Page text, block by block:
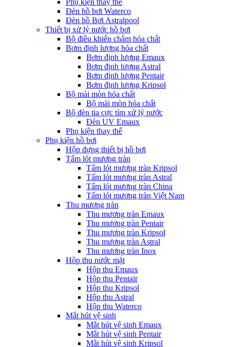
Phụ kiện thay thế
Đèn hồ bơi Waterco
Đèn hồ Bơi Astralpool
Thiết bị xử lý nước hồ bơi
Bộ điều khiển châm hóa chất
Bơm định lượng hóa chất
Bơm định lượng Emaux
Bơm định lượng Astral
Bơm định lượng Pentair
Bơm định lượng Kripsol
Bộ mài mòn hóa chất
Bộ mài mòn hóa chất
Bộ đèn tia cực tím xử lý nước
Đèn UV Emaux
Phụ kiện thay thế
Phụ kiện hồ bơi
Hộp đựng thiết bị hồ bơi
Tấm lót mương tràn
Tấm lót mương tràn Kripsol
Tấm lót mương tràn Astral
Tấm lót mương tràn China
Tấm lót mương tràn Việt Nam
Thu mương tràn
Thu mương tràn Emaux
Thu mương tràn Pentair
Thu mương tràn Kripsol
Thu mương tràn Astral
Thu mương tràn Inox
Hôp thu nước mặt
Hộp thu Emaux
Hộp thu Pentair
Hộp thu Kripsol
Hộp thu Astral
Hộp thu Waterco
Mắt hút vệ sinh
Mắt hút vệ sinh Emaux
Mắt hút vệ sinh Pentair
Mắt hút vệ sinh Kripsol